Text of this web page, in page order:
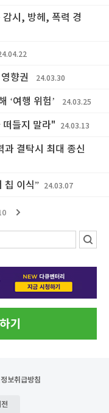
감시, 방헤, 폭력 경
향권 24.03.30
‘여행 위험’ 24.03.25
떠들지 말라" 24.03.13
과 결탁시 최대 종신
칩 이식” 24.03.07
보취급방침